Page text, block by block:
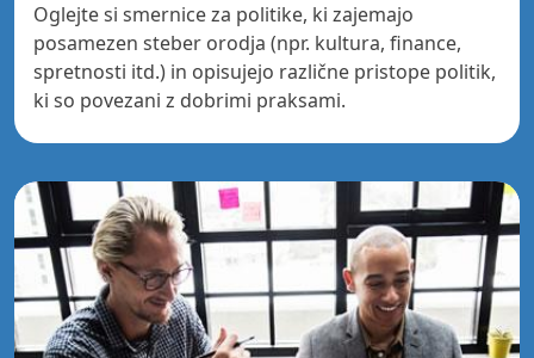
Oglejte si smernice za politike, ki zajemajo
posamezen steber orodja (npr. kultura, finance,
spretnosti itd.) in opisujejo različne pristope politik,
ki so povezani z dobrimi praksami.